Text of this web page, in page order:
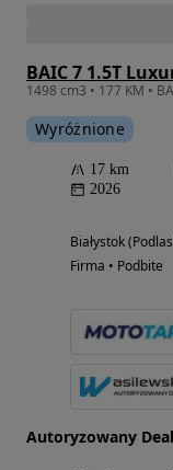
BAIC 7 1.5T
1498 cm3 • 177 KM •
Wyróżnione
17 km
2026
Białystok
Firma • Podbite
Autoryzowany